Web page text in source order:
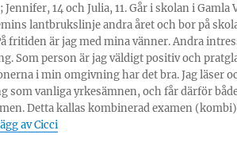
14 och Julia, 11. Går i skolan i Gamla
lantbrukslinje andra året och bor på
fritiden är jag med mina vänner. Andra
Som person är jag väldigt positiv och
i min omgivning har det bra. Jag läser
som vanliga yrkesämnen, och får därför
Detta kallas kombinerad examen
av Cicci